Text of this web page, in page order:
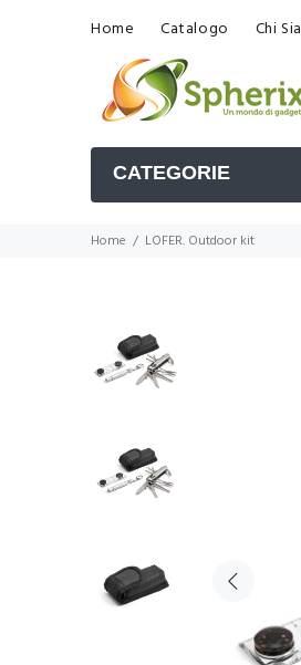
Home Catalogo Chi
CATEGORIE
Home LOFER. Outdoor kit